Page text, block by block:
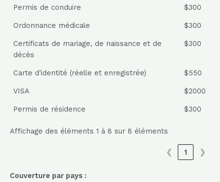
Permis de conduire $300
Ordonnance médicale $300
Certificats de mariage, de naissance et de
décès
$300
Carte d'identité (réelle et enregistrée) $550
VISA $2000
Permis de résidence $300
Affichage des éléments 1 à 8 sur 8 éléments
❮ 1 ❯
Couverture par pays :